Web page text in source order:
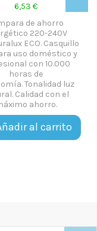
7,19 €
con conector tipo
rango de
5...1000 MHz,
8 dB interior.
4561
Ver Más